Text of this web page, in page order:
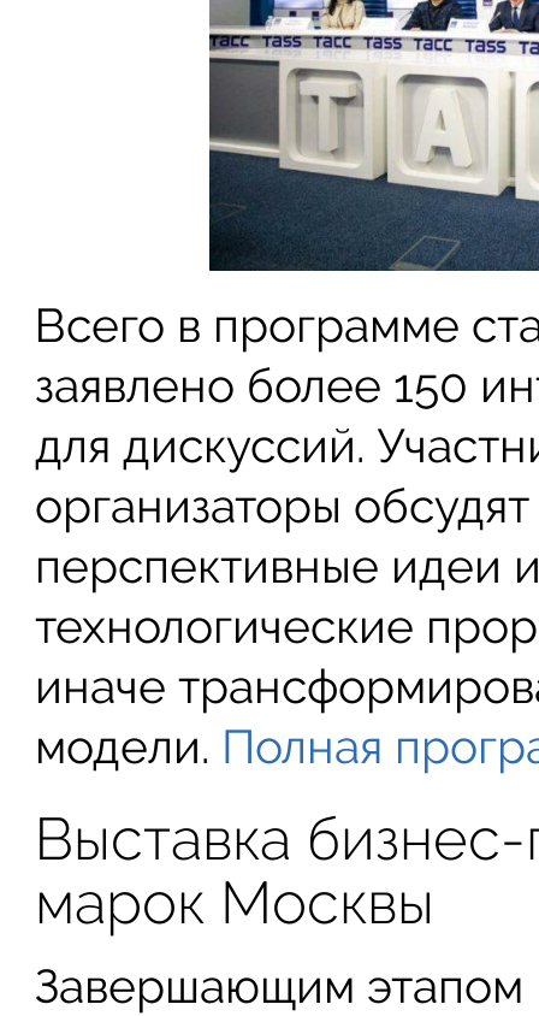
Всего в программе
заявлено более 150
для дискуссий.
организаторы
перспективные идеи
технологические
иначе
модели. Полная
Выставка
марок Москвы
Завершающим этапом